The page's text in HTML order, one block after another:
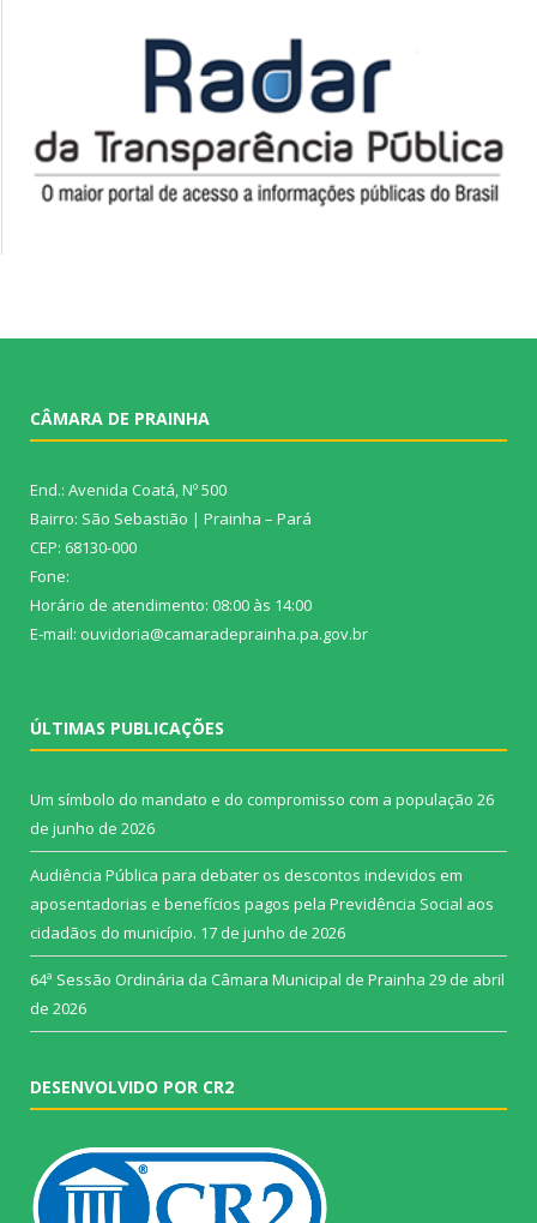
CÂMARA DE PRAINHA
End.: Avenida Coatá, Nº 500
Bairro: São Sebastião | Prainha – Pará
CEP: 68130-000
Fone:
Horário de atendimento: 08:00 às 14:00
E-mail: ouvidoria@camaradeprainha.pa.gov.br
ÚLTIMAS PUBLICAÇÕES
Um símbolo do mandato e do compromisso com a população 26
de junho de 2026
Audiência Pública para debater os descontos indevidos em
aposentadorias e benefícios pagos pela Previdência Social aos
cidadãos do município. 17 de junho de 2026
64ª Sessão Ordinária da Câmara Municipal de Prainha 29 de abril
de 2026
DESENVOLVIDO POR CR2